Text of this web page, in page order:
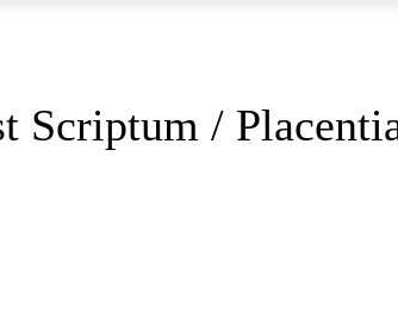
Scriptum /